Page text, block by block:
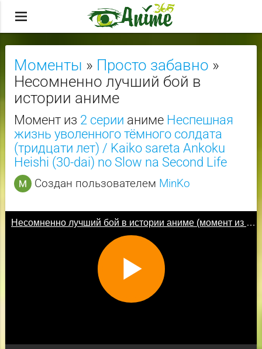
menu
Моменты » Просто забавно »
Несомненно лучший бой в
истории аниме
Момент из 2 серии аниме Неспешная
жизнь уволенного тёмного солдата
(тридцати лет) / Kaiko sareta Ankoku
Heishi (30-dai) no Slow na Second Life
Создан пользователем MinKo